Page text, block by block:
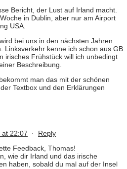
Bericht, der Lust auf Irland macht.
in Dublin, aber nur am Airport
USA.
bei uns in den nächsten Jahren
Linksverkehr kenne ich schon aus GB
irisches Frühstück will ich unbedingt
Beschreibung.
man das mit der schönen
Textbox und den Erklärungen
22:07 · Reply
Feedback, Thomas!
wie dir Irland und das irische
haben, sobald du mal auf der Insel